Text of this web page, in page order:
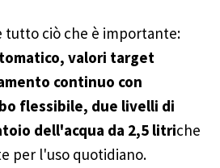
tutto ciò che è importante:
valori target
continuo con
flessibile, due livelli di
dell'acqua da 2,5 litriche
per l'uso quotidiano.